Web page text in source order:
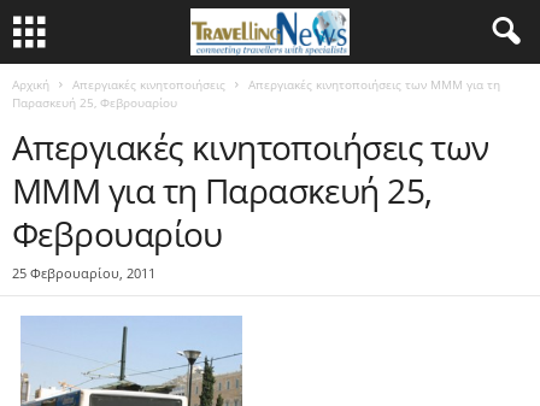
Αρχική Απεργιακές κινητοποιήσεις
Aπεργιακές κινητοποιήσεις των ΜΜΜ για τη
Παρασκευή 25, Φεβρουαρίου
Aπεργιακές κινητοποιήσεις των
ΜΜΜ για τη Παρασκευή 25,
Φεβρουαρίου
25 Φεβρουαρίου, 2011